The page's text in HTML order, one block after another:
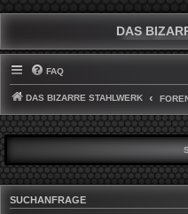
DAS
FAQ
DAS BIZARRE STAHLWERK
SUCHANFRAGE